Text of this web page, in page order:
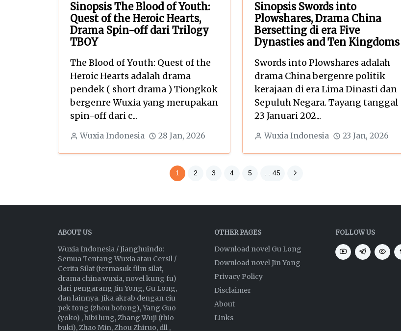
Sinopsis The Blood of Youth:
Quest of the Heroic Hearts,
Drama Spin-off dari Trilogy
TBOY
The Blood of Youth: Quest of the
Heroic Hearts adalah drama
pendek ( short drama ) Tiongkok
bergenre Wuxia yang merupakan
spin-off dari c...
Wuxia Indonesia 28 Jan, 2026
Sinopsis Swords into
Plowshares, Drama China
Bersetting di era Five
Dynasties and Ten Kingdoms
Swords into Plowshares adalah
drama China bergenre politik
kerajaan di era Lima Dinasti dan
Sepuluh Negara. Tayang tanggal
23 Januari 202...
Wuxia Indonesia 23 Jan, 2026
1 2 3 4 5 . . 45
ABOUT US
Wuxia Indonesia / Jianghuindo:
Semua Tentang Wuxia atau Cersil /
Cerita Silat (termasuk film silat,
drama china wuxia, novel kung fu)
dari pengarang Jin Yong, Gu Long,
dan lainnya. Jika akrab dengan ciu
pek tong (zhou botong), Yang Guo
(yoko) , bibi lung, Zhang Wuji (thio
buki), Zhao Min, Zhou Zhiruo, dll ,
OTHER PAGES
Download novel Gu Long
Download novel Jin Yong
Privacy Policy
Disclaimer
About
Links
FOLLOW US